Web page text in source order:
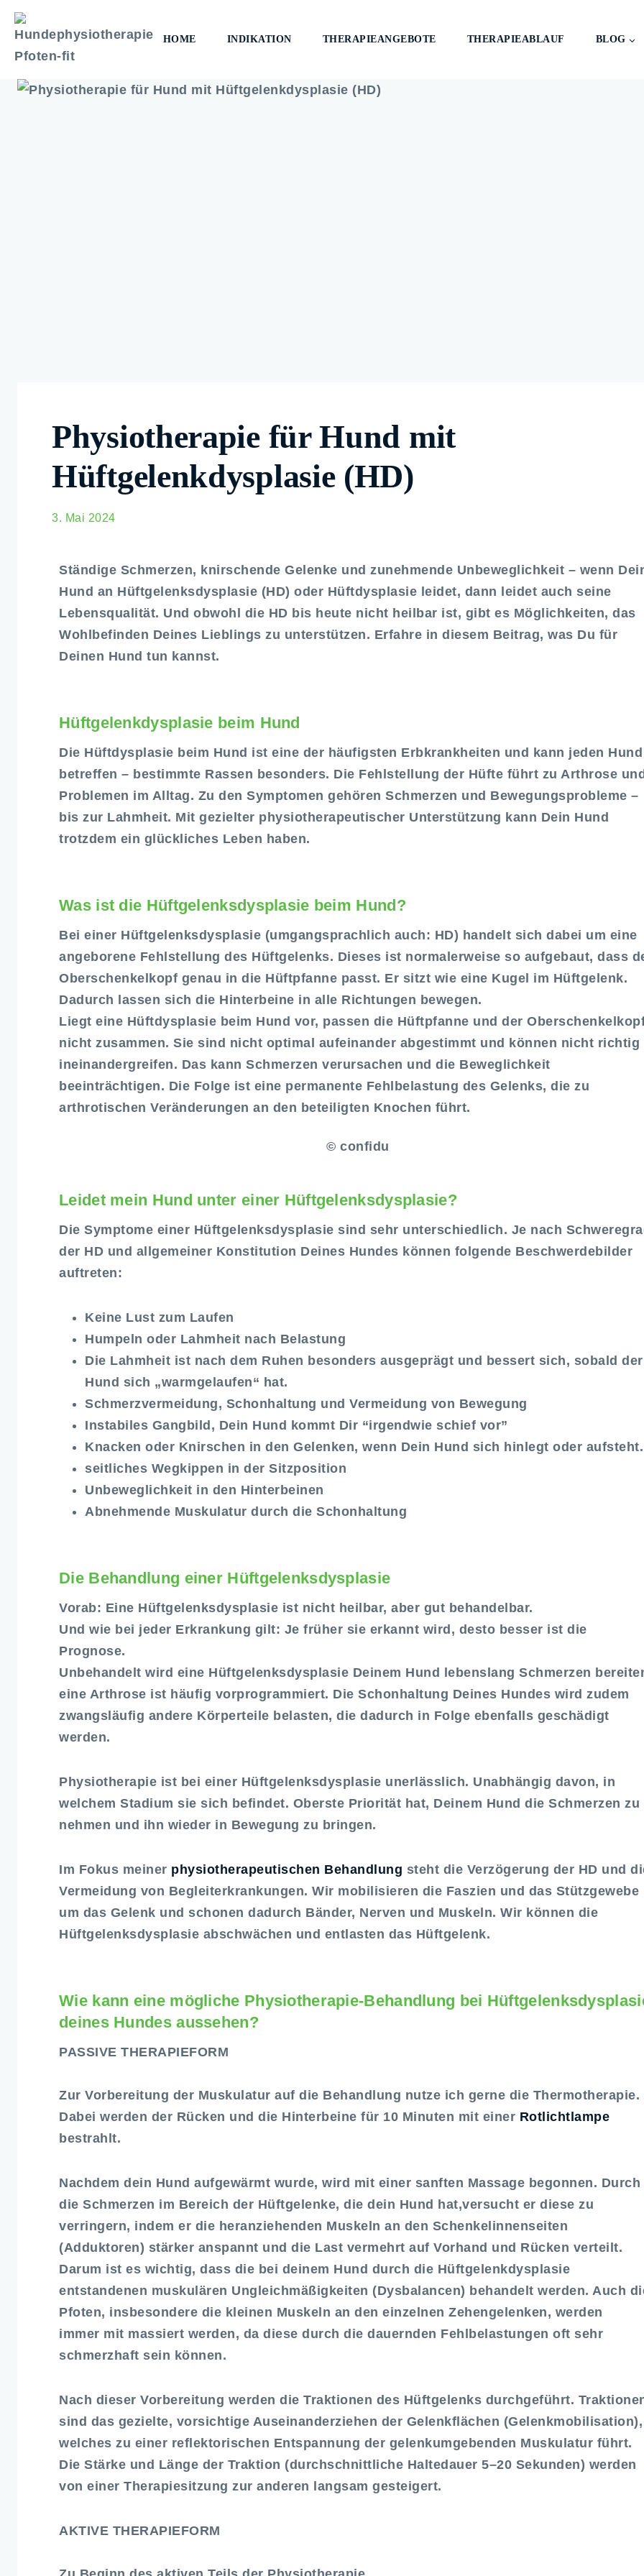
HOME INDIKATION THERAPIEANGEBOTE THERAPIEABLAUF BLOG
Physiotherapie für Hund mit
Hüftgelenkdysplasie (HD)
3. Mai 2024
Ständige Schmerzen, knirschende Gelenke und zunehmende Unbeweglichkeit – wenn
Hund an Hüftgelenksdysplasie (HD) oder Hüftdysplasie leidet, dann leidet auch seine
Lebensqualität. Und obwohl die HD bis heute nicht heilbar ist, gibt es Möglichkeiten, das
Wohlbefinden Deines Lieblings zu unterstützen. Erfahre in diesem Beitrag, was Du für
Deinen Hund tun kannst.
Hüftgelenkdysplasie beim Hund
Die Hüftdysplasie beim Hund ist eine der häufigsten Erbkrankheiten und kann jeden Hund
betreffen – bestimmte Rassen besonders. Die Fehlstellung der Hüfte führt zu Arthrose
Problemen im Alltag. Zu den Symptomen gehören Schmerzen und Bewegungsprobleme –
bis zur Lahmheit. Mit gezielter physiotherapeutischer Unterstützung kann Dein Hund
trotzdem ein glückliches Leben haben.
Was ist die Hüftgelenksdysplasie beim Hund?
Bei einer Hüftgelenksdysplasie (umgangsprachlich auch: HD) handelt sich dabei um eine
angeborene Fehlstellung des Hüftgelenks. Dieses ist normalerweise so aufgebaut, dass
Oberschenkelkopf genau in die Hüftpfanne passt. Er sitzt wie eine Kugel im Hüftgelenk.
Dadurch lassen sich die Hinterbeine in alle Richtungen bewegen.
Liegt eine Hüftdysplasie beim Hund vor, passen die Hüftpfanne und der
nicht zusammen. Sie sind nicht optimal aufeinander abgestimmt und können nicht richtig
ineinandergreifen. Das kann Schmerzen verursachen und die Beweglichkeit
beeinträchtigen. Die Folge ist eine permanente Fehlbelastung des Gelenks, die zu
arthrotischen Veränderungen an den beteiligten Knochen führt.
© confidu
Leidet mein Hund unter einer Hüftgelenksdysplasie?
Die Symptome einer Hüftgelenksdysplasie sind sehr unterschiedlich. Je nach
der HD und allgemeiner Konstitution Deines Hundes können folgende Beschwerdebilder
auftreten:
Keine Lust zum Laufen
Humpeln oder Lahmheit nach Belastung
Die Lahmheit ist nach dem Ruhen besonders ausgeprägt und bessert sich, sobald der
Hund sich „warmgelaufen“ hat.
Schmerzvermeidung, Schonhaltung und Vermeidung von Bewegung
Instabiles Gangbild, Dein Hund kommt Dir “irgendwie schief vor”
Knacken oder Knirschen in den Gelenken, wenn Dein Hund sich hinlegt oder aufsteht.
seitliches Wegkippen in der Sitzposition
Unbeweglichkeit in den Hinterbeinen
Abnehmende Muskulatur durch die Schonhaltung
Die Behandlung einer Hüftgelenksdysplasie
Vorab: Eine Hüftgelenksdysplasie ist nicht heilbar, aber gut behandelbar.
Und wie bei jeder Erkrankung gilt: Je früher sie erkannt wird, desto besser ist die
Prognose.
Unbehandelt wird eine Hüftgelenksdysplasie Deinem Hund lebenslang Schmerzen
eine Arthrose ist häufig vorprogrammiert. Die Schonhaltung Deines Hundes wird zudem
zwangsläufig andere Körperteile belasten, die dadurch in Folge ebenfalls geschädigt
werden.
Physiotherapie ist bei einer Hüftgelenksdysplasie unerlässlich. Unabhängig davon, in
welchem Stadium sie sich befindet. Oberste Priorität hat, Deinem Hund die Schmerzen zu
nehmen und ihn wieder in Bewegung zu bringen.
Im Fokus meiner physiotherapeutischen Behandlung steht die Verzögerung der HD und
Vermeidung von Begleiterkrankungen. Wir mobilisieren die Faszien und das Stützgewebe
um das Gelenk und schonen dadurch Bänder, Nerven und Muskeln. Wir können die
Hüftgelenksdysplasie abschwächen und entlasten das Hüftgelenk.
Wie kann eine mögliche Physiotherapie-Behandlung bei
deines Hundes aussehen?
PASSIVE THERAPIEFORM
Zur Vorbereitung der Muskulatur auf die Behandlung nutze ich gerne die Thermotherapie.
Dabei werden der Rücken und die Hinterbeine für 10 Minuten mit einer Rotlichtlampe
bestrahlt.
Nachdem dein Hund aufgewärmt wurde, wird mit einer sanften Massage begonnen. Durch
die Schmerzen im Bereich der Hüftgelenke, die dein Hund hat,versucht er diese zu
verringern, indem er die heranziehenden Muskeln an den Schenkelinnenseiten
(Adduktoren) stärker anspannt und die Last vermehrt auf Vorhand und Rücken verteilt.
Darum ist es wichtig, dass die bei deinem Hund durch die Hüftgelenkdysplasie
entstandenen muskulären Ungleichmäßigkeiten (Dysbalancen) behandelt werden. Auch
Pfoten, insbesondere die kleinen Muskeln an den einzelnen Zehengelenken, werden
immer mit massiert werden, da diese durch die dauernden Fehlbelastungen oft sehr
schmerzhaft sein können.
Nach dieser Vorbereitung werden die Traktionen des Hüftgelenks durchgeführt.
sind das gezielte, vorsichtige Auseinanderziehen der Gelenkflächen (Gelenkmobilisation),
welches zu einer reflektorischen Entspannung der gelenkumgebenden Muskulatur führt.
Die Stärke und Länge der Traktion (durchschnittliche Haltedauer 5–20 Sekunden) werden
von einer Therapiesitzung zur anderen langsam gesteigert.
AKTIVE THERAPIEFORM